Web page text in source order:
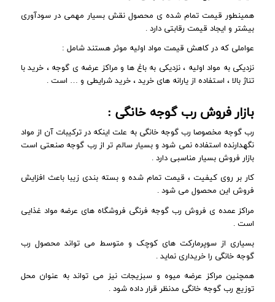
همینطور قیمت تمام شده ی محصول نقش بسیار مهمی در سودآوری
بیشتر و ایجاد قیمت رقابتی دارد .
عواملی که در کاهش قیمت مواد اولیه موثر هستند شامل :
نزدیکی به مواد اولیه ، نزدیکی به باغ ها و مراکز عرضه ی گوجه ، خرید با
تناژ بالا ، استفاده از یارانه های خرید ، خرید شرایطی و … است .
بازار فروش رب گوجه خانگی :
رب گوجه مخصوصا رب گوجه خانگی به علت اینکه در ترکیبات آن از مواد
نگهدارنده استفاده نمی شود و بسیار سالم تر از رب گوجه صنعتی است
بازار فروش بسیار مناسبی دارد .
کار بر روی کیفیت ، قیمت تمام شده و بسته بندی زیبا باعث افزایش
فروش این محصول می شود .
مراکز عمده ی فروش رب گوجه فرنگی فروشگاه های عرضه مواد غذایی
است .
بسیاری از سوپرمارکت های کوچک و متوسط می تواند محصول رب
گوجه خانگی را خریداری نماید .
همچنین مراکز عرضه میوه و سبزیجات نیز می تواند به عنوان محل
توزیع رب گوجه خانگی مدنظر قرار داده شود .